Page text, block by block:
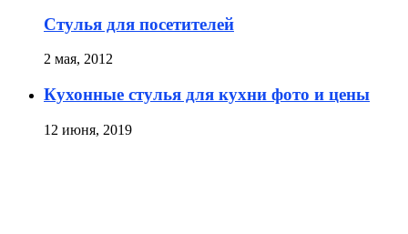
Стулья для посетителей
2 мая, 2012
Кухонные стулья для кухни фото и цены
12 июня, 2019